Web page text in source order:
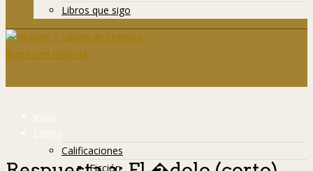
Libros que sigo
Inicio
Libros
Calificaciones
Ficción